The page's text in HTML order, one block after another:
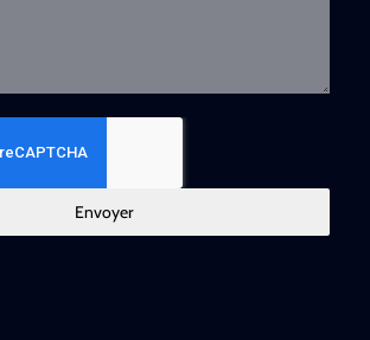
Envoyer